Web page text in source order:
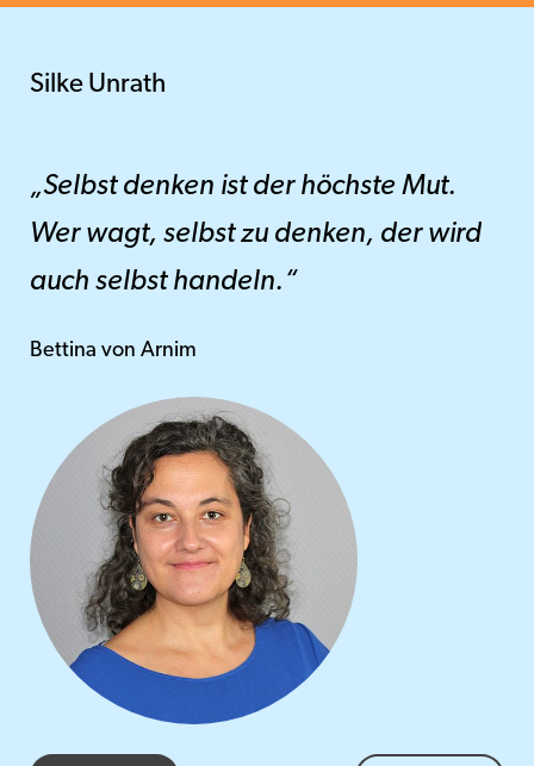
Silke Unrath
„Selbst denken ist der höchste Mut.
Wer wagt, selbst zu denken, der wird
auch selbst handeln.“
Bettina von Arnim